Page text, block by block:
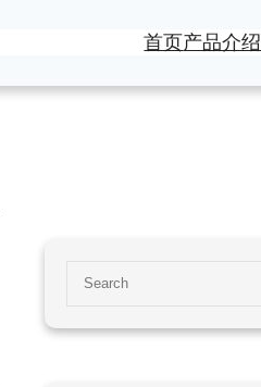
首页产品介绍
a